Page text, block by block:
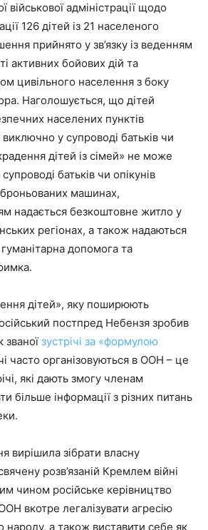
військової адміністрації щодо
126 дітей із 21 населеного
прийнято у зв’язку із веденням
активних бойових дій та
цивільного населення з боку
Наголошується, що дітей
населених пунктів
у супроводі батьків чи
дітей із сімей» не може
батьків чи опікунів
машинах,
надається безкоштовне житло у
регіонах, а також надаються
гуманітарна допомога та
дітей», яку поширюють
постпред Небензя зробив
званої зустрічі за «формулою
часто організовуються в ООН – це
які дають змогу членам
більше інформації з різних питань
вирішила зібрати власну
розв’язаній Кремлем війні
чином російське керівництво
вкотре легалізувати агресію
народу, а також виставити себе як